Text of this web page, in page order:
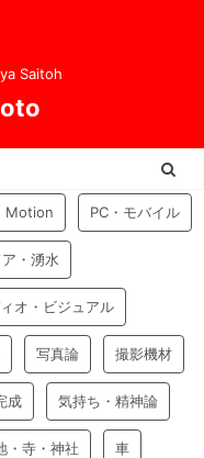
Saitoh
Motion PC・モバイル
・湧水
オ・ビジュアル
写真論 撮影機材
成 気持ち・精神論
・寺・神社 車